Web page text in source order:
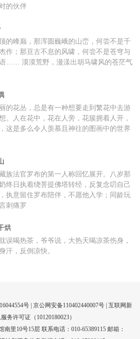
的伙伴
的峰巅，那浑圆巍峨的山峦，何尝不是千
作；那亘古不息的风啸，何尝不是苍穹与
…… 漠漠荒野，漫漾出胡马啸风的苍茫气
的花丛，总是有一种想要走到繁花中去游
。人在花中，花在人旁，花簇拥着人开，
这是多么令人羡慕且神往的图画中的世界
族法官罗布的第一人称回忆展开。八岁那
终日执着绕菩提佛塔转经，反复念叨自己
执意留住罗布陪伴，不愿他入学；同龄玩
刺痛罗
烘
误喝热茶，爷爷说，大热天喝凉茶伤身，
汗，反倒凉快。
号| 京公网安备110402440007号 | 互联网新
务许可证（10120180023）
里10号15层 联系电话：010-65389115 邮箱：